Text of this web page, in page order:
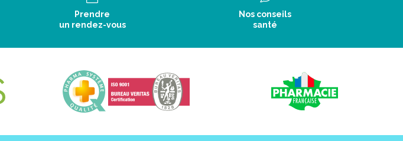
Prendre
un rendez-vous
Nos conseils
santé